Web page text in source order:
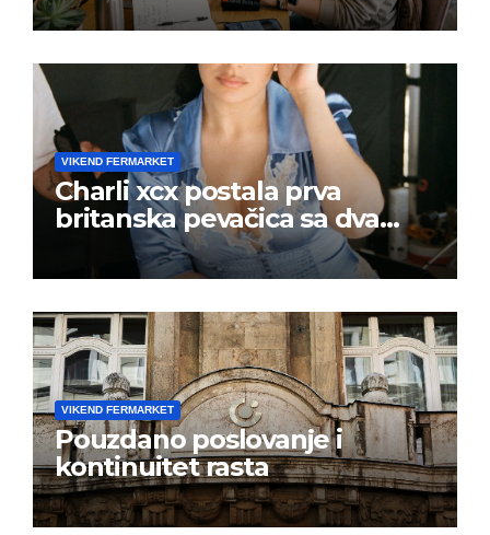
VIKEND FERMARKET
Charli xcx postala prva
britanska pevačica sa dva
albuma na prvom mestu u
istoj kalendarskoj godini
VIKEND FERMARKET
Pouzdano poslovanje i
kontinuitet rasta